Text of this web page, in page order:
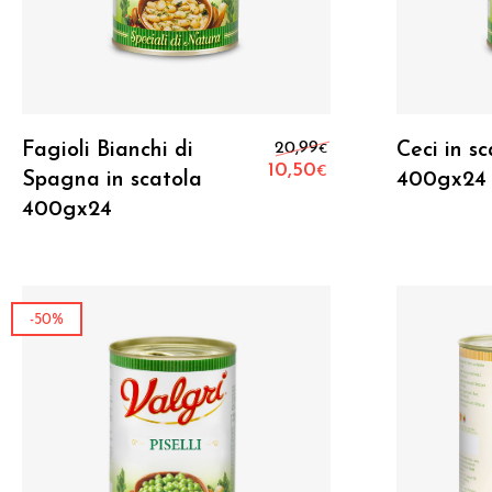
Aggiungi Al Carrello
Fagioli Bianchi di
Spagna in scatola
400gx24
20,99€
Il prezzo
10,50€
Il prezzo attuale
Ceci in
400gx24
-50%